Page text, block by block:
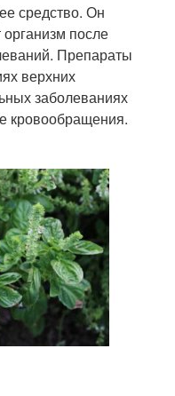
средство. Он
после
Препараты
верхних
заболеваниях
кровообращения.